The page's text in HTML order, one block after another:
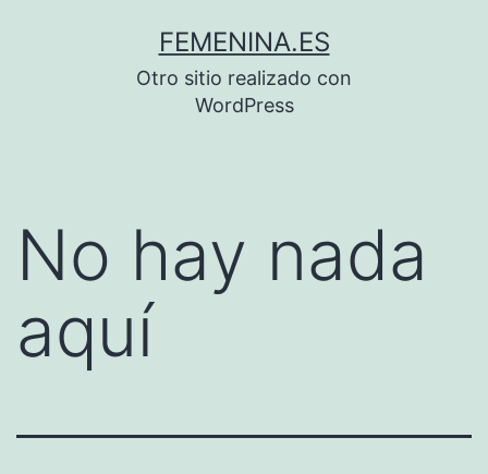
FEMENINA.ES
Otro sitio realizado con
WordPress
No hay nada
aquí